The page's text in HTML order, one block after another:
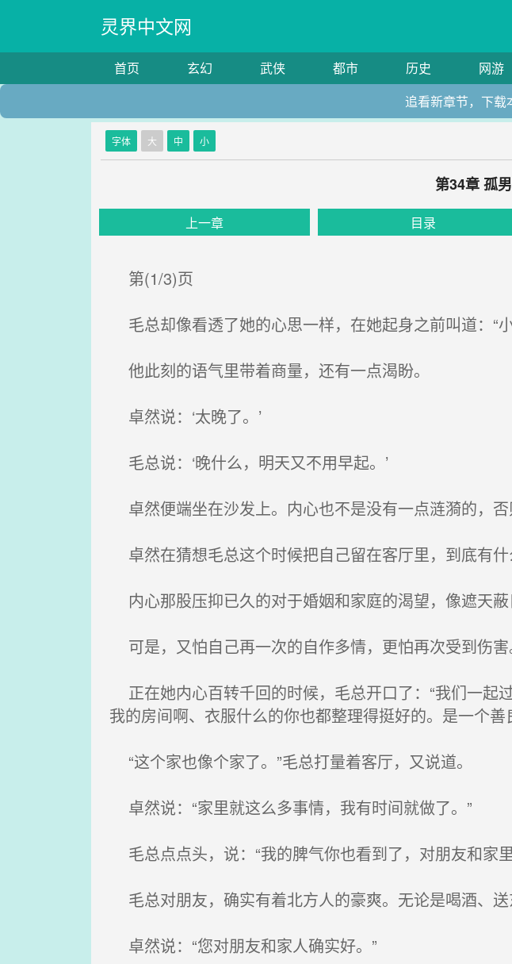
灵界中文网
首页 玄幻 武侠 都市 历史 网游
追看新章节，下载
字体 大 中 小
第34章 孤
上一章 目录
第(1/3)页
毛总却像看透了她的心思一样，在她起身之前叫道：“
他此刻的语气里带着商量，还有一点渴盼。
卓然说：‘太晚了。’
毛总说：‘晚什么，明天又不用早起。’
卓然便端坐在沙发上。内心也不是没有一点涟漪的，否
卓然在猜想毛总这个时候把自己留在客厅里，到底有什
内心那股压抑已久的对于婚姻和家庭的渴望，像遮天蔽
可是，又怕自己再一次的自作多情，更怕再次受到伤害
正在她内心百转千回的时候，毛总开口了：“我们一起
我的房间啊、衣服什么的你也都整理得挺好的。是一个善
“这个家也像个家了。”毛总打量着客厅，又说道。
卓然说：“家里就这么多事情，我有时间就做了。”
毛总点点头，说：“我的脾气你也看到了，对朋友和家
毛总对朋友，确实有着北方人的豪爽。无论是喝酒、送
卓然说：“您对朋友和家人确实好。”